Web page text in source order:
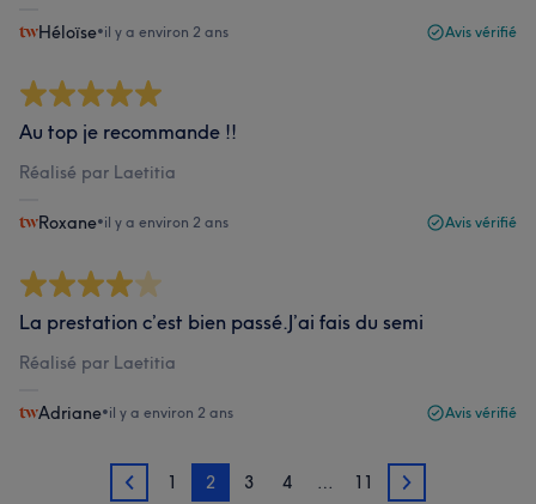
Héloïse•il y a environ 2 ans Avis vérifié
Au top je recommande !!
Réalisé par Laetitia
Roxane•il y a environ 2 ans Avis vérifié
La prestation c’est bien passé.J’ai fais du semi
Réalisé par Laetitia
Adriane•il y a environ 2 ans Avis vérifié
1 1 2 3 4 … 11 3